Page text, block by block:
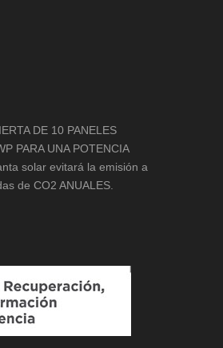
DE 10 PANELES
PARA UNA POTENCIA
solar evitará la emisión a
de CO2 ANUALES.